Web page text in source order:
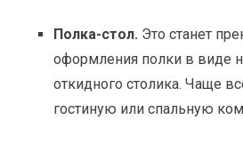
Полка-стол. Это станет
оформления полки в виде
откидного столика. Чаще
гостиную или спальную